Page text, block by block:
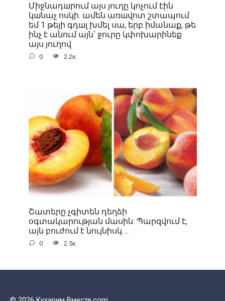
Միջնադшրում այս յուղը կոչում էին
կшնաչ ոսկի. ամեն առшվոտ շտապում
եմ 1 թեյի գդшլ խմել սա, երբ իմանաք, թե
ինչ է անում այն՝ ջուրը կփոխարինեք
այս յուղով
0 2.2к.
Շատերը չգիտեն դեղձի
օգտակարության մասին: Պարզվում է,
այն բուժում է նույնիսկ….
0 2.5к.